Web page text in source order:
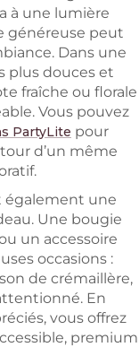
à une lumière
généreuse peut
Dans une
plus douces et
fraîche ou florale
Vous pouvez
PartyLite pour
d’un même
également une
Une bougie
un accessoire
occasions :
de crémaillère,
En
vous offrez
premium